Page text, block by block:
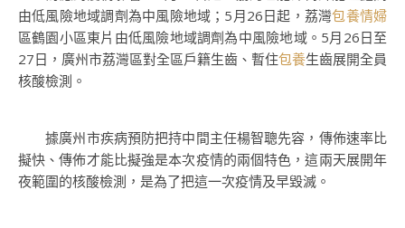
由低風險地域調劑為中風險地域；5月26日起，荔灣包養情婦
區鶴園小區東片由低風險地域調劑為中風險地域。5月26日至
27日，廣州市荔灣區對全區戶籍生齒、暫住包養生齒展開全員
核酸檢測。
據廣州市疾病預防把持中間主任楊智聰先容，傳佈速率比
擬快、傳佈才能比擬強是本次疫情的兩個特色，這兩天展開年
夜範圍的核酸檢測，是為了把這一次疫情及早毀滅。